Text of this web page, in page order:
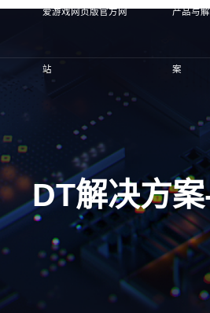
爱游戏网页版官方网
站
产品与
案
DT解决方